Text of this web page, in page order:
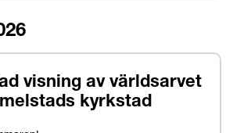
visning av världsarvet
kyrkstad